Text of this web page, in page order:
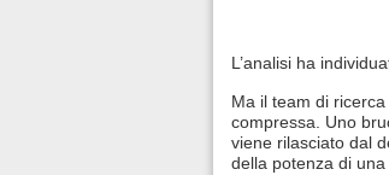
L’analisi ha
Ma il team di
compressa. Uno
viene rilasciato dal
della potenza di